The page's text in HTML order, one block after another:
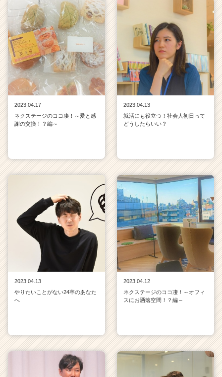
2023.04.17
ネクステージのココ凄！～愛と感
謝の交換！？編～
2023.04.13
就活にも役立つ！社会人初日って
どうしたらいい？
2023.04.13
やりたいことがない24卒のあなた
へ
2023.04.12
ネクステージのココ凄！～オフィ
スにお洒落空間！？編～